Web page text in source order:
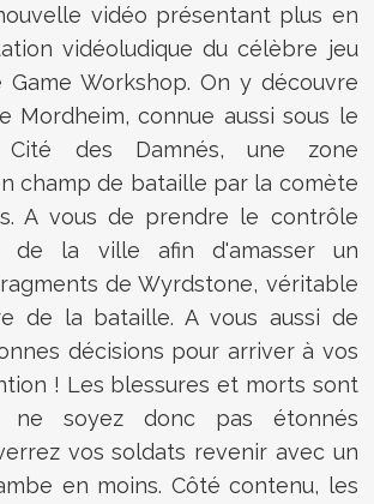
vidéo présentant plus en
vidéoludique du célèbre jeu
Workshop. On y découvre
Mordheim, connue aussi sous le
des Damnés, une zone
champ de bataille par la comète
A vous de prendre le contrôle
de la ville afin d'amasser un
de Wyrdstone, véritable
de la bataille. A vous aussi de
décisions pour arriver à vos
! Les blessures et morts sont
ne soyez donc pas étonnés
vos soldats revenir avec un
en moins. Côté contenu, les